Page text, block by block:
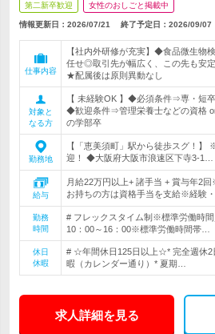
第二新卒歓迎 女性のおしごと掲載中
情報更新日：2026/07/21 終了予定日： 2026/09/07
仕事内容
【社内外研修が充実】◆食品微生物
任せ◎取引先が幅広く、この先も安
★配属後は原則異動なし
対象と
なる方
【 未経験OK 】◆必須条件⇒専・短
◆歓迎条件⇒管理栄養士などの資格
の学部卒
勤務地
【「恵美須町」駅から徒歩スグ！
迎！ ◆大阪府大阪市浪速区下寺3-1…
給与
月給22万円以上+ 諸手当 + 賞与年2
お持ちの方は資格手当を支給※経験
勤務
時間
# フレックスタイム制※標準労働時
10：00～16：00※標準労働時間帯…
休日
休暇
# ☆年間休日125日以上☆* 完全週休2
暇（カレンダー通り）* 夏期…
求人詳細を見る